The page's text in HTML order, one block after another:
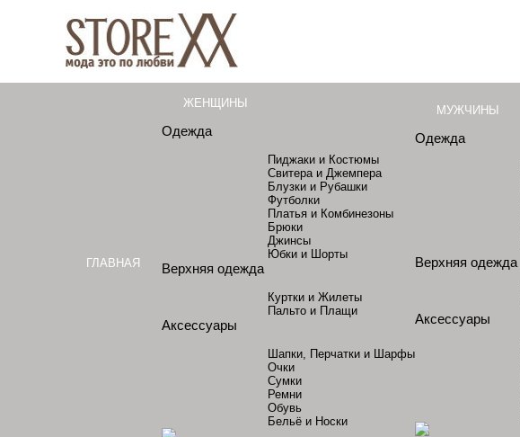
ГЛАВНАЯ
ЖЕНЩИНЫ
Одежда
Пиджаки и Костюмы
Свитера и Джемпера
Блузки и Рубашки
Футболки
Платья и Комбинезоны
Брюки
Джинсы
Юбки и Шорты
Верхняя одежда
Куртки и Жилеты
Пальто и Плащи
Аксессуары
Шапки, Перчатки и Шарфы
Очки
Сумки
Ремни
Обувь
Бельё и Носки
МУЖЧИНЫ
Одежда
Верхняя одежда
Аксессуары